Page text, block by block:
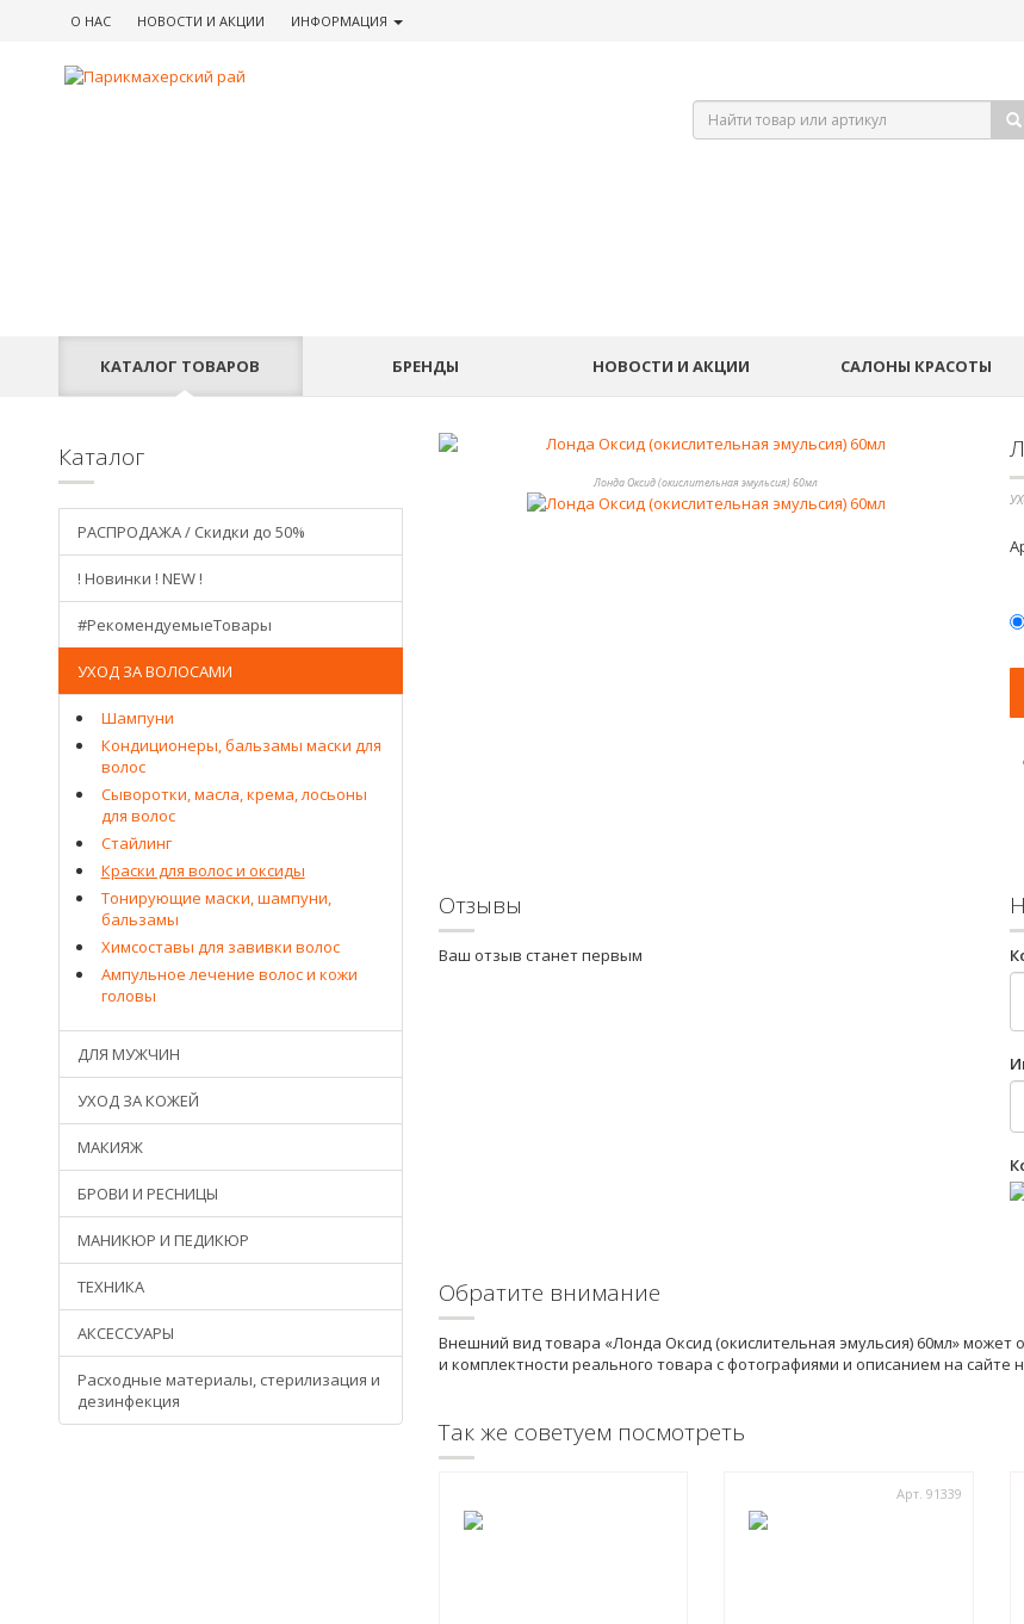
О НАС НОВОСТИ И АКЦИИ ИНФОРМАЦИЯ
КАТАЛОГ ТОВАРОВ БРЕНДЫ НОВОСТИ И АКЦИИ САЛОНЫ КРАСОТЫ
Лонда Оксид (окислительная эмульсия) 60мл
Отзывы
Ваш отзыв станет первым
Обратите внимание
Внешний вид товара «Лонда Оксид (окислительная эмульсия) 60мл»
и комплектности реального товара с фотографиями и описанием на
Так же советуем посмотреть
Арт. 91339
Каталог
РАСПРОДАЖА / Скидки до 50%
! Новинки ! NEW !
#РекомендуемыеТовары
УХОД ЗА ВОЛОСАМИ
Шампуни
Кондиционеры, бальзамы маски для
волос
Сыворотки, масла, крема, лосьоны
для волос
Стайлинг
Краски для волос и оксиды
Тонирующие маски, шампуни,
бальзамы
Химсоставы для завивки волос
Ампульное лечение волос и кожи
головы
ДЛЯ МУЖЧИН
УХОД ЗА КОЖЕЙ
МАКИЯЖ
БРОВИ И РЕСНИЦЫ
МАНИКЮР И ПЕДИКЮР
ТЕХНИКА
АКСЕССУАРЫ
Расходные материалы, стерилизация и
дезинфекция